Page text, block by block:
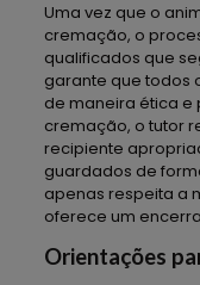
Uma vez que o
cremação, o
qualificados que
garante que todos
de maneira ética e
cremação, o tutor
recipiente
guardados de
apenas respeita a
oferece um
Orientações